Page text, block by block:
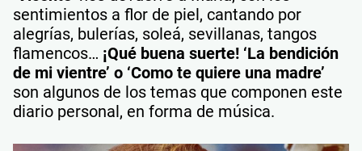
sentimientos a flor de piel, cantando por
alegrías, bulerías, soleá, sevillanas, tangos
flamencos… ¡Qué buena suerte! ‘La bendición
de mi vientre’ o ‘Como te quiere una madre’
son algunos de los temas que componen este
diario personal, en forma de música.